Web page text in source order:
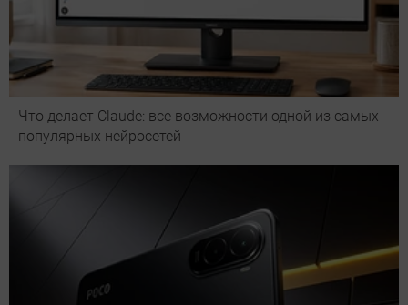
Что делает Сlaude: все возможности одной из самых
популярных нейросетей